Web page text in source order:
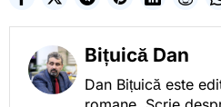
Bițuică Dan
Dan Bițuică este